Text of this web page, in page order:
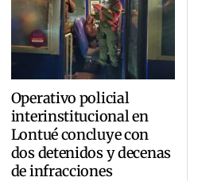
Operativo policial
interinstitucional en
Lontué concluye con
dos detenidos y decenas
de infracciones